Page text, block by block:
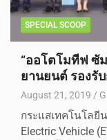
SPECIAL SCOOP
“ออโตโมทีฟ ซั
ยานยนต์ รองรั
August 21, 2019
กระแสเทคโนโล
Electric Vehicle